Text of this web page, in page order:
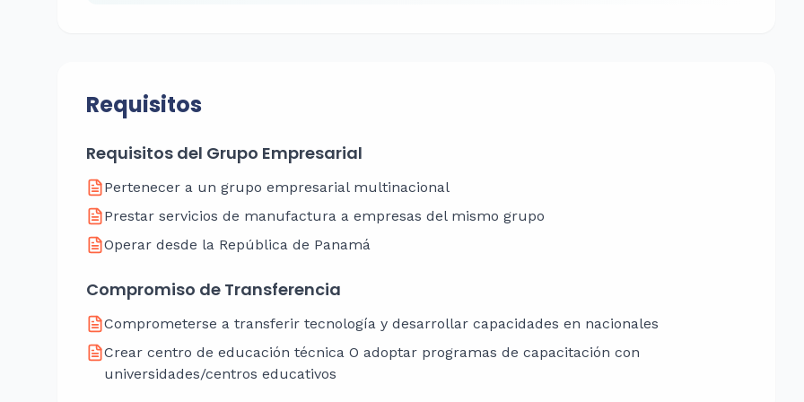
Requisitos
Requisitos del Grupo Empresarial
Pertenecer a un grupo empresarial multinacional
Prestar servicios de manufactura a empresas del mismo grupo
Operar desde la República de Panamá
Compromiso de Transferencia
Comprometerse a transferir tecnología y desarrollar capacidades en nacionales
Crear centro de educación técnica O adoptar programas de capacitación con
universidades/centros educativos